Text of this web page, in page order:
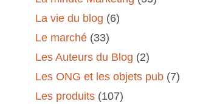
La vie du blog (6)
Le marché (33)
Les Auteurs du Blog (2)
Les ONG et les objets pub (7)
Les produits (107)